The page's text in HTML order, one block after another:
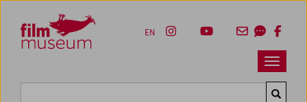
Zum Inhalt
Zum Hauptmenü
Zur Servicenavigation
Zum Suche
Navbar
EN